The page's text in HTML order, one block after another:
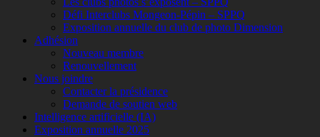
Défi Interclubs Mongeon-Pépin – SPPQ
Exposition annuelle du club de photo Dimension
Adhésion
Nouveau membre
Renouvellement
Nous joindre
Contacter la présidence
Demande de soutien web
Intelligence artificielle (IA)
Exposition annuelle 2025